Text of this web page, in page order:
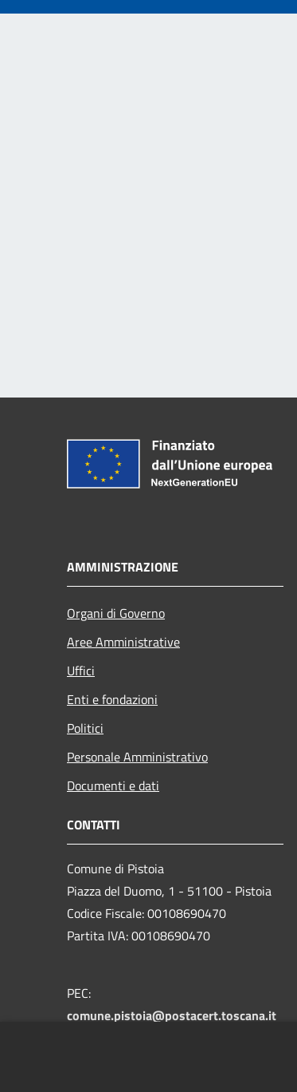
AMMINISTRAZIONE
Organi di Governo
Aree Amministrative
Uffici
Enti e fondazioni
Politici
Personale Amministrativo
Documenti e dati
CONTATTI
Comune di Pistoia
Piazza del Duomo, 1 - 51100 - Pistoia
Codice Fiscale: 00108690470
Partita IVA: 00108690470
PEC:
comune.pistoia@postacert.toscana.it